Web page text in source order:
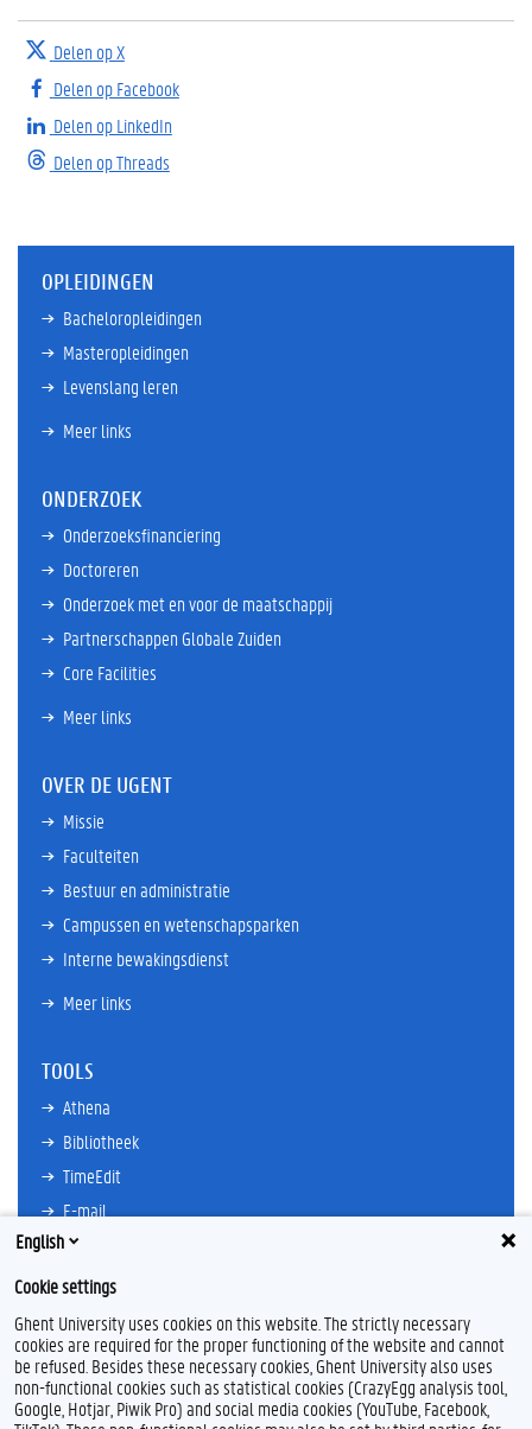
Delen op X
Delen op Facebook
Delen op LinkedIn
Delen op Threads
OPLEIDINGEN
Bacheloropleidingen
Masteropleidingen
Levenslang leren
Meer links
ONDERZOEK
Onderzoeksfinanciering
Doctoreren
Onderzoek met en voor de maatschappij
Partnerschappen Globale Zuiden
Core Facilities
Meer links
OVER DE UGENT
Missie
Faculteiten
Bestuur en administratie
Campussen en wetenschapsparken
Interne bewakingsdienst
Meer links
TOOLS
Athena
Bibliotheek
TimeEdit
E-mail
Ufora
Oasis
Research Explorer
F
a
L
i
Y
o
I
n
English
Cookie settings
Ghent University uses cookies on this website. The strictly necessary
cookies are required for the proper functioning of the website and cannot
be refused. Besides these necessary cookies, Ghent University also uses
non-functional cookies such as statistical cookies (CrazyEgg analysis tool,
Google, Hotjar, Piwik Pro) and social media cookies (YouTube, Facebook,